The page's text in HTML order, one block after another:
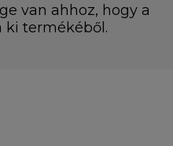
van ahhoz, hogy a
ki termékéből.